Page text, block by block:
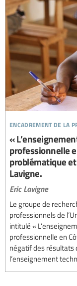
encadrement de la
«
professionnelle
problématique
Lavigne.
Eric Lavigne
Le groupe de
professionnels de
intitulé «
professionnelle en
négatif des résultats
l’enseignement